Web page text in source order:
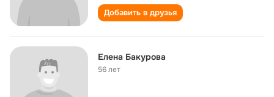
Добавить в друзья
Елена Бакурова
56 лет